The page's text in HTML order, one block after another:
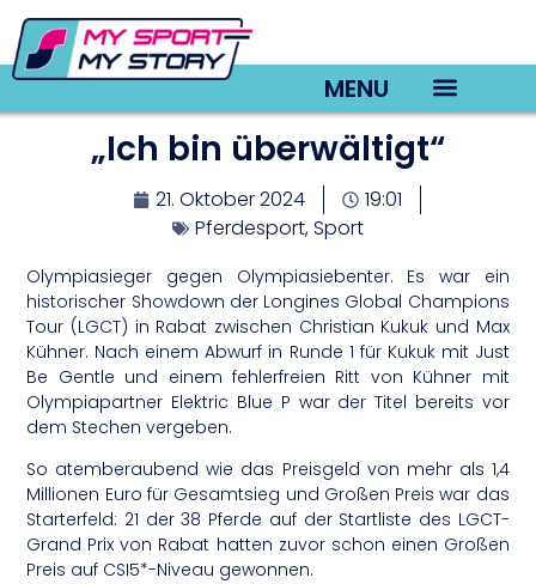
MENU
„Ich bin überwältigt“
21. Oktober 2024
19:01
Pferdesport,Sport
Olympiasieger gegen Olympiasiebenter. Es war ein
historischer Showdown der Longines Global Champions
Tour (LGCT) in Rabat zwischen Christian Kukuk und Max
Kühner. Nach einem Abwurf in Runde 1 für Kukuk mit Just
Be Gentle und einem fehlerfreien Ritt von Kühner mit
Olympiapartner Elektric Blue P war der Titel bereits vor
dem Stechen vergeben.
So atemberaubend wie das Preisgeld von mehr als 1,4
Millionen Euro für Gesamtsieg und Großen Preis war das
Starterfeld: 21 der 38 Pferde auf der Startliste des LGCT-
Grand Prix von Rabat hatten zuvor schon einen Großen
Preis auf CSI5*-Niveau gewonnen.